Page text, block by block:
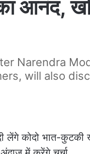
आनंद,
Narendra
will also